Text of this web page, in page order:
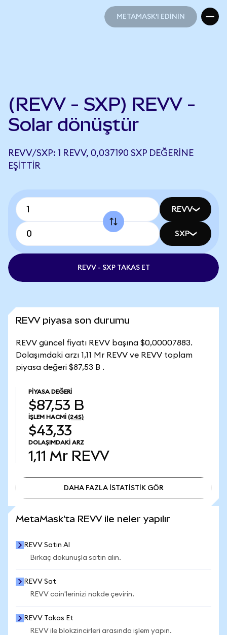
METAMASK'I EDİNİN
(REVV - SXP) REVV -
Solar dönüştür
REVV/SXP: 1 REVV, 0,037190 SXP DEĞERINE
EŞITTIR
REVV
SXP
REVV - SXP TAKAS ET
REVV piyasa son durumu
REVV güncel fiyatı REVV başına $0,00007883.
Dolaşımdaki arzı 1,11 Mr REVV ve REVV toplam
piyasa değeri $87,53 B .
PIYASA DEĞERI
$87,53 B
İŞLEM HACMI (24S)
$43,33
DOLAŞIMDAKI ARZ
1,11 Mr REVV
DAHA FAZLA İSTATİSTİK GÖR
MetaMask'ta REVV ile neler yapılır
REVV Satın Al
Birkaç dokunuşla satın alın.
REVV Sat
REVV coin'lerinizi nakde çevirin.
REVV Takas Et
REVV ile blokzincirleri arasında işlem yapın.